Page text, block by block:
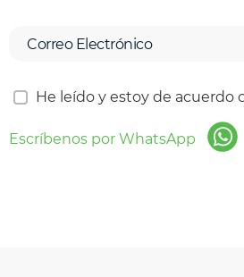
He leído y estoy de acuerdo
Escríbenos por WhatsApp